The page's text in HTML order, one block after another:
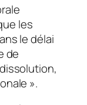
les
le délai
de
».